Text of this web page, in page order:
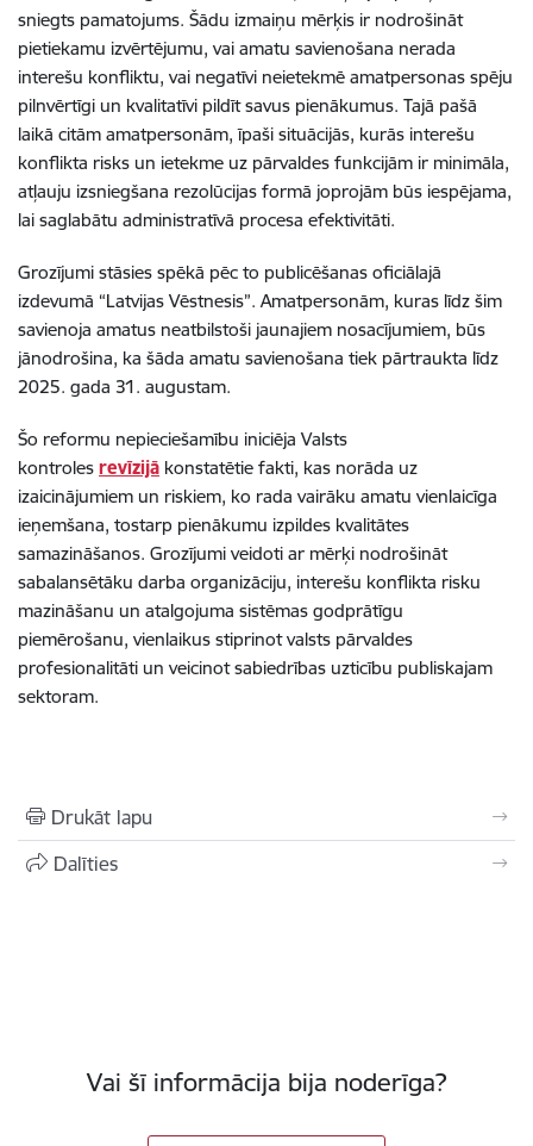
sniegts pamatojums. Šādu izmaiņu mērķis ir nodrošināt
pietiekamu izvērtējumu, vai amatu savienošana nerada
interešu konfliktu, vai negatīvi neietekmē amatpersonas spēju
pilnvērtīgi un kvalitatīvi pildīt savus pienākumus. Tajā pašā
laikā citām amatpersonām, īpaši situācijās, kurās interešu
konflikta risks un ietekme uz pārvaldes funkcijām ir minimāla,
atļauju izsniegšana rezolūcijas formā joprojām būs iespējama,
lai saglabātu administratīvā procesa efektivitāti.
Grozījumi stāsies spēkā pēc to publicēšanas oficiālajā
izdevumā “Latvijas Vēstnesis”. Amatpersonām, kuras līdz šim
savienoja amatus neatbilstoši jaunajiem nosacījumiem, būs
jānodrošina, ka šāda amatu savienošana tiek pārtraukta līdz
2025. gada 31. augustam.
Šo reformu nepieciešamību iniciēja Valsts
kontroles revīzijā konstatētie fakti, kas norāda uz
izaicinājumiem un riskiem, ko rada vairāku amatu vienlaicīga
ieņemšana, tostarp pienākumu izpildes kvalitātes
samazināšanos. Grozījumi veidoti ar mērķi nodrošināt
sabalansētāku darba organizāciju, interešu konflikta risku
mazināšanu un atalgojuma sistēmas godprātīgu
piemērošanu, vienlaikus stiprinot valsts pārvaldes
profesionalitāti un veicinot sabiedrības uzticību publiskajam
sektoram.
Drukāt lapu
Dalīties
Vai šī informācija bija noderīga?